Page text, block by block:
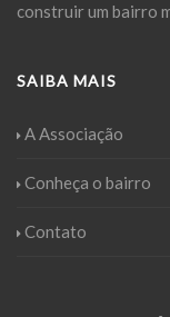
construir um bairro
SAIBA MAIS
A Associação
Conheça o bairro
Contato